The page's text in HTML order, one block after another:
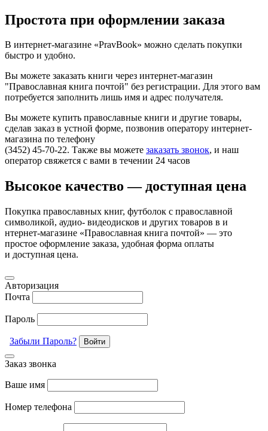
Простота при оформлении заказа
В интернет-магазине «PravBook» можно сделать покупки
быстро и удобно.
Вы можете заказать книги через интернет-магазин
"Православная книга почтой" без регистрации. Для этого вам
потребуется заполнить лишь имя и адрес получателя.
Вы можете купить православные книги и другие товары,
сделав заказ в устной форме, позвонив оператору интернет-
магазина по телефону
(3452) 45-70-22. Также вы можете заказать звонок, и наш
оператор свяжется с вами в течении 24 часов
Высокое качество — доступная цена
Покупка православных книг, футболок с православной
символикой, аудио- видеодисков и других товаров в и
нтернет-магазине «Православная книга почтой» — это
простое оформление заказа, удобная форма оплаты
и доступная цена.
Авторизация
Почта
Пароль
Забыли Пароль?
Заказ звонка
Ваше имя
Номер телефона